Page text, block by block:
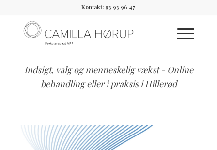
Kontakt: 93 93 96 47
Indsigt, valg og menneskelig vækst - Online
behandling eller i praksis i Hillerød